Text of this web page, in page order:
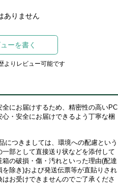
ありません
ーを書く
よりレビュー可能です
にお届けするため、精密性の高いPC
・安全にお届けできるよう丁寧な梱
につきましては、環境への配慮という
部として直接送り状などを添付して
の破損・傷・汚れといった理由(配達
除き)および発送伝票等が直貼りされ
お受けできませんのでご了承くださ